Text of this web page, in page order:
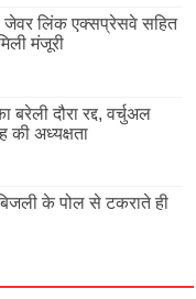
जेवर लिंक एक्सप्रेसवे सहित
मंजूरी
दौरा रद्द, वर्चुअल
की अध्यक्षता
के पोल से टकराते ही